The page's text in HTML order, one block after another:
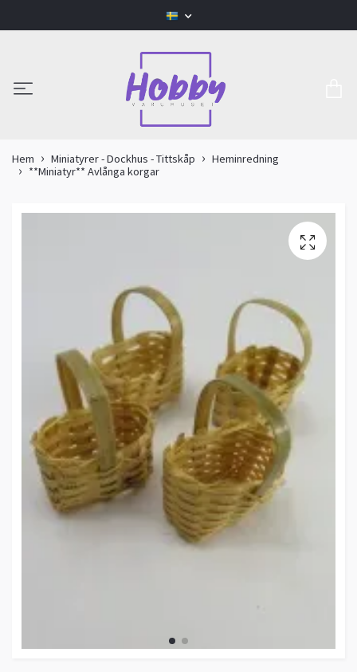
Hem Miniatyrer - Dockhus - Tittskåp
Heminredning
**Miniatyr** Avlånga korgar